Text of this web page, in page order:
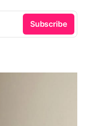
Subscribe